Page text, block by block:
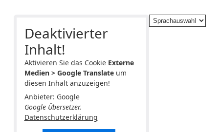
Deaktivierter
Inhalt!
Aktivieren Sie das Cookie Externe
Medien > Google Translateum
diesen Inhalt anzuzeigen!
Anbieter: Google
Google Übersetzer.
Datenschutzerklärung